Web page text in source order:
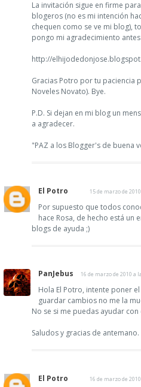
La invitación sigue en firme
blogeros (no es mi intención
chequen como se ve mi blog),
pongo mi agradecimiento
http://
Gracias Potro por tu paciencia
Noveles Novato). Bye.
P.D. Si dejan en mi blog un
a agradecer.
"PAZ a los Blogger's de buena
El Potro 15 de marzo de
Por supuesto que todos
hace Rosa, de hecho está un
blogs de ayuda ;)
PanJebus 16 de marzo de 2010 a
Hola El Potro, intente poner
guardar cambios no me la
No se si me puedas ayudar con
Saludos y gracias de antemano.
El Potro 16 de marzo de